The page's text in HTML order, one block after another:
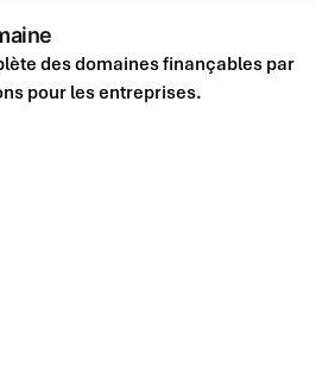
des domaines finançables par
pour les entreprises.